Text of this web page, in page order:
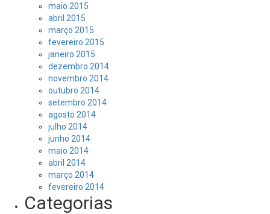
maio 2015
abril 2015
março 2015
fevereiro 2015
janeiro 2015
dezembro 2014
novembro 2014
outubro 2014
setembro 2014
agosto 2014
julho 2014
junho 2014
maio 2014
abril 2014
março 2014
fevereiro 2014
Categorias